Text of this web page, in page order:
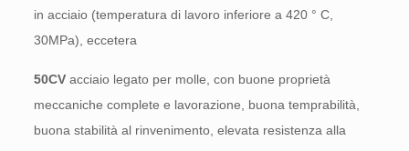
in acciaio (temperatura di lavoro inferiore a 420 ° C,
30MPa), eccetera
50CVacciaio legato per molle, con buone proprietà
meccaniche complete e lavorazione, buona temprabilità,
buona stabilità al rinvenimento, elevata resistenza alla